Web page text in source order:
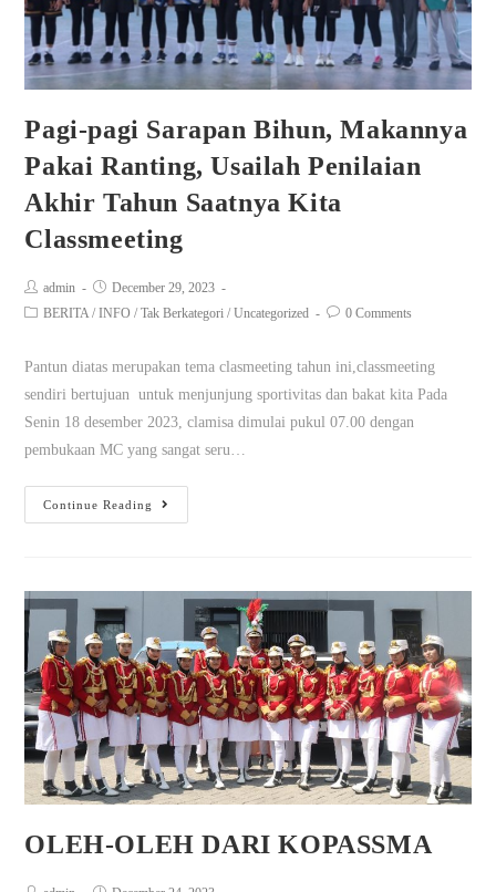
Pagi-pagi Sarapan Bihun, Makannya
Pakai Ranting, Usailah Penilaian
Akhir Tahun Saatnya Kita
Classmeeting
admin
December 29, 2023
BERITA / INFO / Tak Berkategori / Uncategorized 0 Comments
Pantun diatas merupakan tema clasmeeting tahun ini,classmeeting
sendiri bertujuan untuk menjunjung sportivitas dan bakat kita Pada
Senin 18 desember 2023, clamisa dimulai pukul 07.00 dengan
pembukaan MC yang sangat seru…
Continue Reading
OLEH-OLEH DARI KOPASSMA